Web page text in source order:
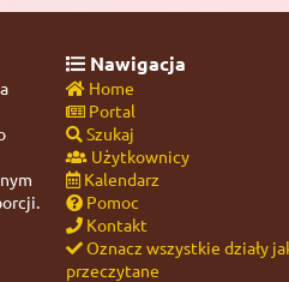
Nawigacja
Home
Portal
Szukaj
Użytkownicy
Kalendarz
Pomoc
Kontakt
Oznacz wszystkie działy
przeczytane